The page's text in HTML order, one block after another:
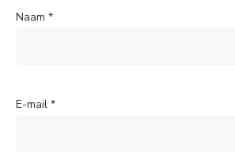
Naam *
E-mail *